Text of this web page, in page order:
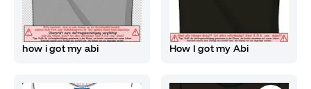
how i got my abi How I got my Abi